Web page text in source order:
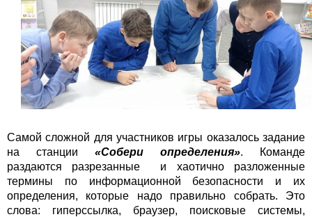
Самой сложной для участников игры оказалось задание
на станции «Собери определения». Команде
раздаются разрезанные и хаотично разложенные
термины по информационной безопасности и их
определения, которые надо правильно собрать. Это
слова: гиперссылка, браузер, поисковые системы,